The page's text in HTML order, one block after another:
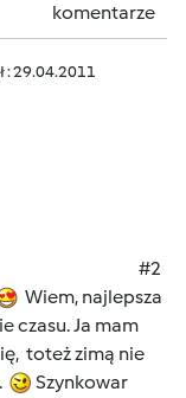
komentarze
: 29.04.2011
#2
Wiem, najlepsza
czasu. Ja mam
toteż zimą nie
Szynkowar